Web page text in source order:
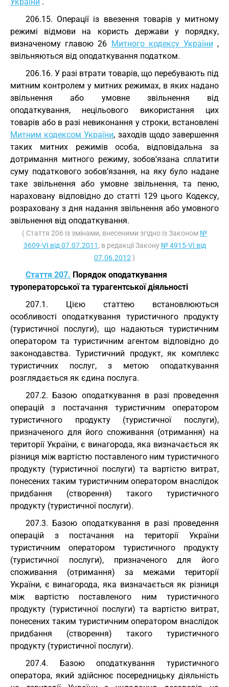
206.15. Операції із ввезення товарів у митному
режимі відмови на користь держави у порядку,
визначеному главою 26 Митного кодексу України ,
звільняються від оподаткування податком.
206.16. У разі втрати товарів, що перебувають під
митним контролем у митних режимах, в яких надано
звільнення або умовне звільнення від
оподаткування, нецільового використання цих
товарів або в разі невиконання у строки, встановлені
Митним кодексом України, заходів щодо завершення
таких митних режимів особа, відповідальна за
дотримання митного режиму, зобов’язана сплатити
суму податкового зобов’язання, на яку було надане
таке звільнення або умовне звільнення, та пеню,
нараховану відповідно до статті 129 цього Кодексу,
розраховану з дня надання звільнення або умовного
звільнення від оподаткування.
( Стаття 206 із змінами, внесеними згідно із Законом №
3609-VI від 07.07.2011 ; в редакції Закону № 4915-VI від
07.06.2012 )
Стаття 207. Порядок оподаткування
туроператорської та турагентської діяльності
207.1. Цією статтею встановлюються
особливості оподаткування туристичного продукту
(туристичної послуги), що надаються туристичним
оператором та туристичним агентом відповідно до
законодавства. Туристичний продукт, як комплекс
туристичних послуг, з метою оподаткування
розглядається як єдина послуга.
207.2. Базою оподаткування в разі проведення
операцій з постачання туристичним оператором
туристичного продукту (туристичної послуги),
призначеного для його споживання (отримання) на
території України, є винагорода, яка визначається як
різниця між вартістю поставленого ним туристичного
продукту (туристичної послуги) та вартістю витрат,
понесених таким туристичним оператором внаслідок
придбання (створення) такого туристичного
продукту (туристичної послуги).
207.3. Базою оподаткування в разі проведення
операцій з постачання на території України
туристичним оператором туристичного продукту
(туристичної послуги), призначеного для його
споживання (отримання) за межами території
України, є винагорода, яка визначається як різниця
між вартістю поставленого ним туристичного
продукту (туристичної послуги) та вартістю витрат,
понесених таким туристичним оператором внаслідок
придбання (створення) такого туристичного
продукту (туристичної послуги).
207.4. Базою оподаткування туристичного
оператора, який здійснює посередницьку діяльність